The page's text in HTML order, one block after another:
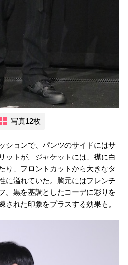
写真12枚
ションで、パンツのサイドにはサ
ットが。ジャケットには、襟に白
り、フロントカットから大きなタ
に溢れていた。胸元にはフレンチ
。黒を基調としたコーデに彩りを
された印象をプラスする効果も。